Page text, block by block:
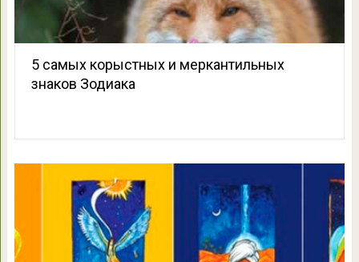
5 самых корыстных и меркантильных
знаков Зодиака